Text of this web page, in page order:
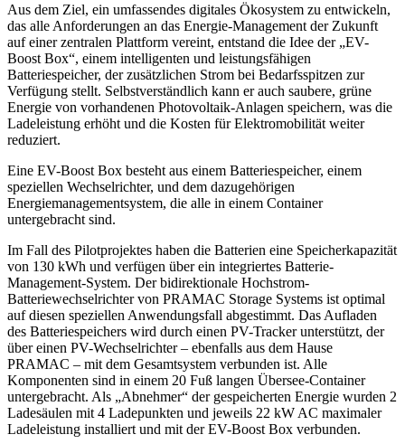
Aus dem Ziel, ein umfassendes digitales Ökosystem zu entwickeln,
das alle Anforderungen an das Energie-Management der Zukunft
auf einer zentralen Plattform vereint, entstand die Idee der „EV-
Boost Box“, einem intelligenten und leistungsfähigen
Batteriespeicher, der zusätzlichen Strom bei Bedarfsspitzen zur
Verfügung stellt. Selbstverständlich kann er auch saubere, grüne
Energie von vorhandenen Photovoltaik-Anlagen speichern, was die
Ladeleistung erhöht und die Kosten für Elektromobilität weiter
reduziert.
Eine EV-Boost Box besteht aus einem Batteriespeicher, einem
speziellen Wechselrichter, und dem dazugehörigen
Energiemanagementsystem, die alle in einem Container
untergebracht sind.
Im Fall des Pilotprojektes haben die Batterien eine Speicherkapazität
von 130 kWh und verfügen über ein integriertes Batterie-
Management-System. Der bidirektionale Hochstrom-
Batteriewechselrichter von PRAMAC Storage Systems ist optimal
auf diesen speziellen Anwendungsfall abgestimmt. Das Aufladen
des Batteriespeichers wird durch einen PV-Tracker unterstützt, der
über einen PV-Wechselrichter – ebenfalls aus dem Hause
PRAMAC – mit dem Gesamtsystem verbunden ist. Alle
Komponenten sind in einem 20 Fuß langen Übersee-Container
untergebracht. Als „Abnehmer“ der gespeicherten Energie wurden 2
Ladesäulen mit 4 Ladepunkten und jeweils 22 kW AC maximaler
Ladeleistung installiert und mit der EV-Boost Box verbunden.